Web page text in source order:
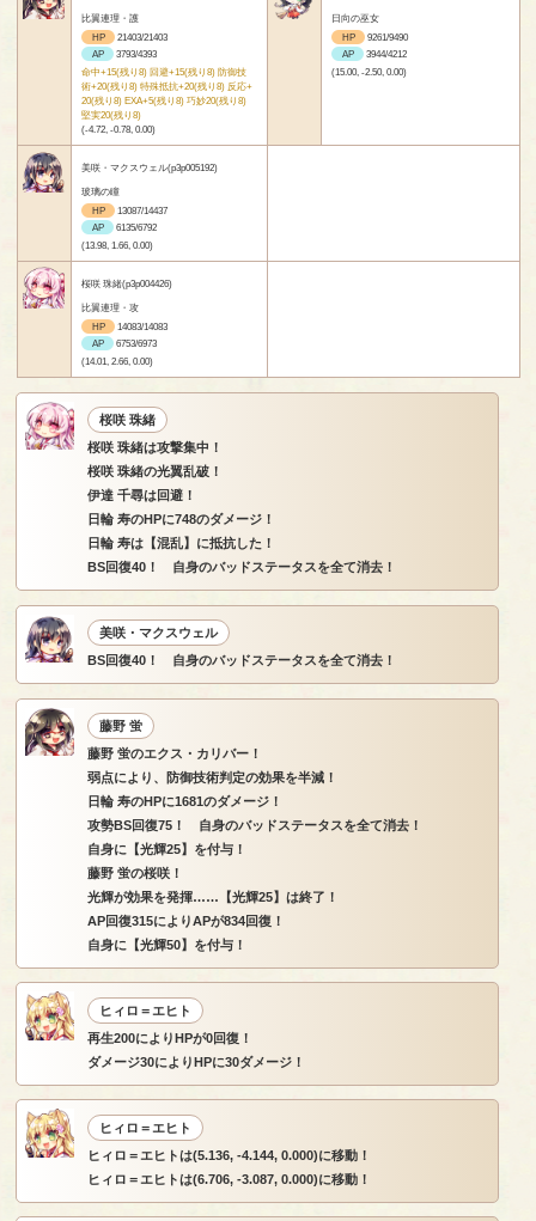
比翼連理・護
HP
21403/21403
AP
3793/4393
命中+15(残り8) 回避+15(残り8) 防御技
術+20(残り8) 特殊抵抗+20(残り8) 反応+
20(残り8) EXA+5(残り8) 巧妙20(残り8)
堅実20(残り8)
(-4.72, -0.78, 0.00)
日向の巫女
HP
9261/9490
AP
3944/4212
(15.00, -2.50, 0.00)
美咲・マクスウェル(p3p005192)
玻璃の瞳
HP
13087/14437
AP
6135/6792
(13.98, 1.66, 0.00)
桜咲 珠緒(p3p004426)
比翼連理・攻
HP
14083/14083
AP
6753/6973
(14.01, 2.66, 0.00)
桜咲 珠緒
桜咲 珠緒は攻撃集中！
桜咲 珠緒の光翼乱破！
伊達 千尋は回避！
日輪 寿のHPに748のダメージ！
日輪 寿は【混乱】に抵抗した！
BS回復40！ 自身のバッドステータスを全て消去！
美咲・マクスウェル
BS回復40！ 自身のバッドステータスを全て消去！
藤野 蛍
藤野 蛍のエクス・カリバー！
弱点により、防御技術判定の効果を半減！
日輪 寿のHPに1681のダメージ！
攻勢BS回復75！ 自身のバッドステータスを全て消去！
自身に【光輝25】を付与！
藤野 蛍の桜咲！
光輝が効果を発揮……【光輝25】は終了！
AP回復315によりAPが834回復！
自身に【光輝50】を付与！
ヒィロ＝エヒト
再生200によりHPが0回復！
ダメージ30によりHPに30ダメージ！
ヒィロ＝エヒト
ヒィロ＝エヒトは(5.136, -4.144, 0.000)に移動！
ヒィロ＝エヒトは(6.706, -3.087, 0.000)に移動！